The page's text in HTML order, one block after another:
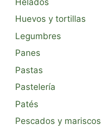
Huevos y tortillas
Legumbres
Panes
Pastas
Pastelería
Patés
Pescados y mariscos